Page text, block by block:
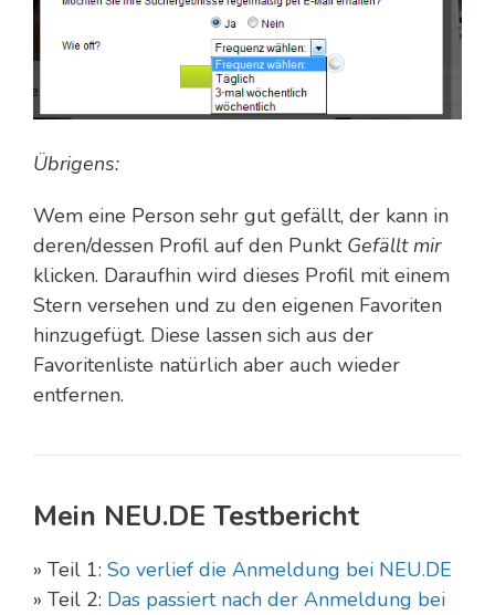
Übrigens:
Wem eine Person sehr gut gefällt, der kann in
deren/dessen Profil auf den Punkt Gefällt mir
klicken. Daraufhin wird dieses Profil mit einem
Stern versehen und zu den eigenen Favoriten
hinzugefügt. Diese lassen sich aus der
Favoritenliste natürlich aber auch wieder
entfernen.
Mein NEU.DE Testbericht
» Teil 1: So verlief die Anmeldung bei NEU.DE
» Teil 2: Das passiert nach der Anmeldung bei